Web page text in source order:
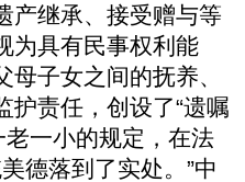
产继承、接受赠与等
为具有民事权利能
子女之间的抚养、
护责任，创设了“遗嘱
老一小的规定，在法
德落到了实处。”中